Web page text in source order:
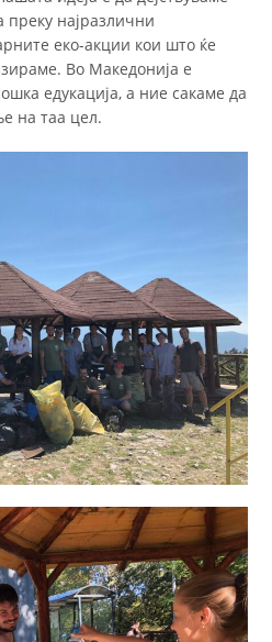
преку најразлични
еко-акции кои што ќе
Во Македонија е
едукација, а ние сакаме да
на таа цел.